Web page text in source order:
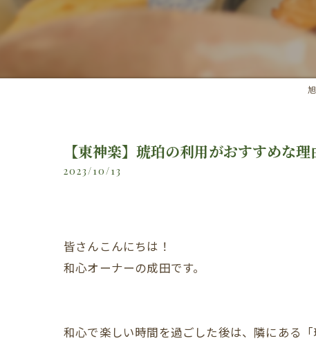
【東神楽】琥珀の利用がおすすめな
2023/10/13
皆さんこんにちは！
和心オーナーの成田です。
和心で楽しい時間を過ごした後は、隣にある